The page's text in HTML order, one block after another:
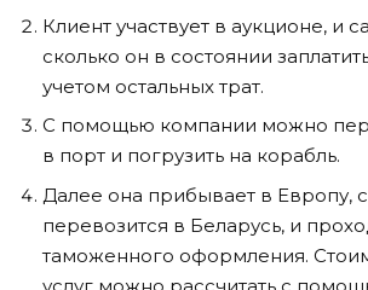
Клиент участвует в аукционе, и
сколько он в состоянии
учетом остальных трат.
С помощью компании можно
в порт и погрузить на корабль.
Далее она прибывает в Европу,
перевозится в Беларусь, и
таможенного оформления.
услуг можно рассчитать с